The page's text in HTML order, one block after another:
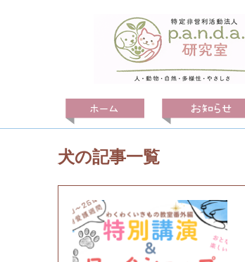
犬の記事一覧